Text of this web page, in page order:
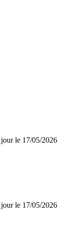
le 17/05/2026
le 17/05/2026